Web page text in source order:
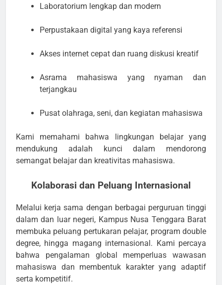
Laboratorium lengkap dan modern
Perpustakaan digital yang kaya referensi
Akses internet cepat dan ruang diskusi kreatif
Asrama mahasiswa yang nyaman dan
terjangkau
Pusat olahraga, seni, dan kegiatan mahasiswa
Kami memahami bahwa lingkungan belajar yang
mendukung adalah kunci dalam mendorong
semangat belajar dan kreativitas mahasiswa.
Kolaborasi dan Peluang Internasional
Melalui kerja sama dengan berbagai perguruan tinggi
dalam dan luar negeri, Kampus Nusa Tenggara Barat
membuka peluang pertukaran pelajar, program double
degree, hingga magang internasional. Kami percaya
bahwa pengalaman global memperluas wawasan
mahasiswa dan membentuk karakter yang adaptif
serta kompetitif.